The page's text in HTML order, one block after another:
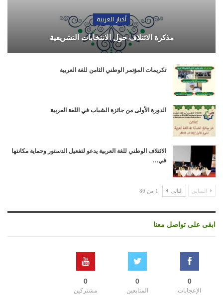
أخبار العربية
مذكرة الائتلاف حول الانتخابات التشريعية
تكريمات المؤتمر الوطني الثامن للغة العربية
الدورة الأولى من جائزة الشباب في اللغة العربية
الائتلاف الوطني للغة العربية يدعو لتفعيل الدستور وحماية مكانتها
في…
السابق التالي 1 من 80
ابقى على تواصل معنا
0
الإعجابات
0
المتابعين
0
مشتركين